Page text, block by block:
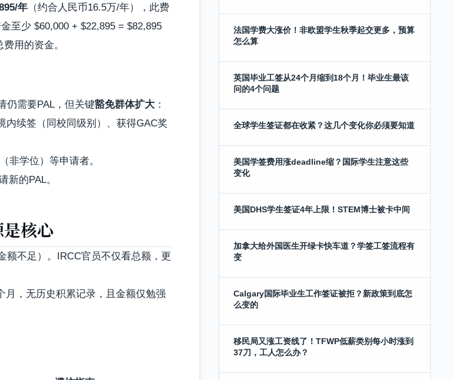
年 （约合人民币16.5万/年），此费
至少 $60,000 + $22,895 = $82,895
用的资金。
仍需要PAL，但关键豁免群体扩大 ：
内续签（同校同级别）、获得GAC奖
非学位）等申请者。
新的PAL。
核心
额不足）。IRCC官员不仅看总额，更
月，无历史积累记录，且金额仅勉强
法国学费大涨价！非欧盟学生秋季起交更多，预算
怎么算
英国毕业工签从24个月缩到18个月！毕业生最该
问的4个问题
全球学生签证都在收紧？这几个变化你必须要知道
美国学签费用涨deadline缩？国际学生注意这些
变化
美国DHS学生签证4年上限！STEM博士被卡中间
加拿大给外国医生开绿卡快车道？学签工签流程有
变
Calgary国际毕业生工作签证被拒？新政策到底怎
么变的
移民局又涨工资线了！TFWP低薪类别每小时涨到
37刀，工人怎么办？